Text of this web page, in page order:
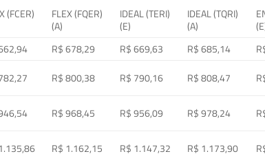
(FCER)
FLEX (FQER)
(A)
IDEAL (TERI)
(E)
IDEAL (TQRI)
(A)
R$ 678,29 R$ 669,63 R$ 685,14
R$ 800,38 R$ 790,16 R$ 808,47
R$ 968,45 R$ 956,09 R$ 978,24
R$ 1.162,15 R$ 1.147,32 R$ 1.173,90